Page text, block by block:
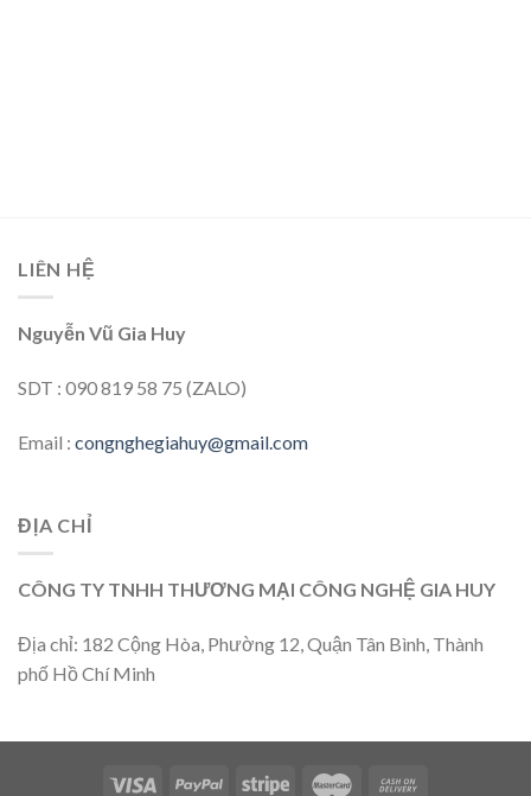
LIÊN HỆ
Nguyễn Vũ Gia Huy
SDT : 090 819 58 75 (ZALO)
Email : congnghegiahuy@gmail.com
ĐỊA CHỈ
CÔNG TY TNHH THƯƠNG MẠI CÔNG NGHỆ GIA HUY
Địa chỉ: 182 Cộng Hòa, Phường 12, Quận Tân Bình, Thành
phố Hồ Chí Minh